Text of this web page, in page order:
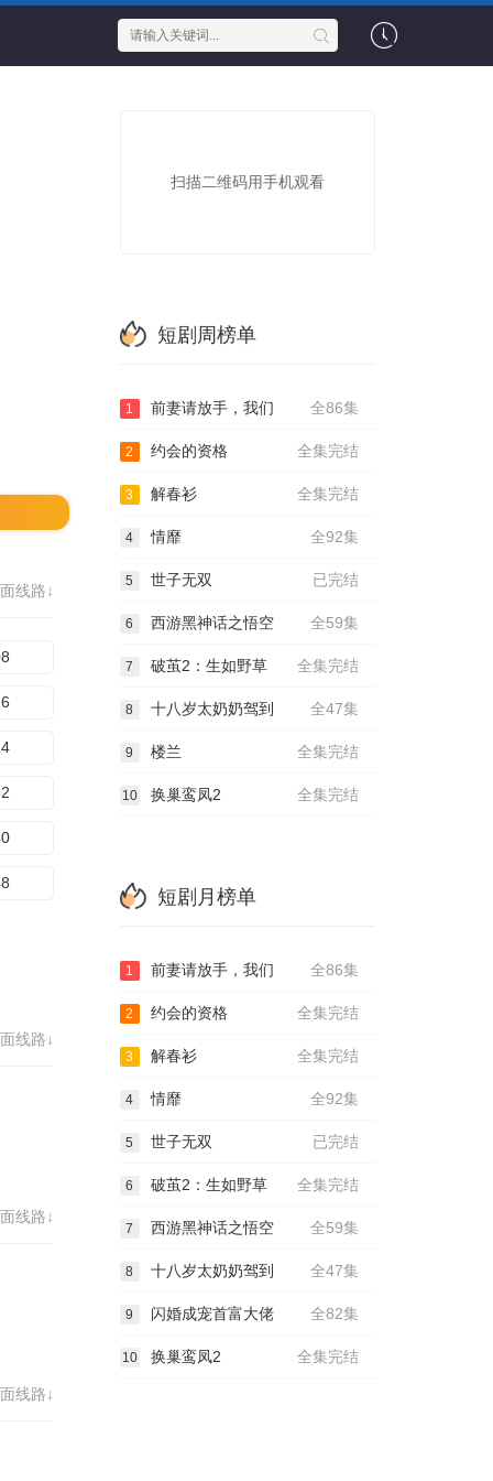
线路↓
线路↓
线路↓
线路↓
扫描二维码用手机观看
短剧周榜单
全86集
1 前妻请放手，我们
全集完结
2 约会的资格
全集完结
3 解春衫
全92集
4 情靡
已完结
5 世子无双
全59集
6 西游黑神话之悟空
全集完结
7 破茧2：生如野草
全47集
8 十八岁太奶奶驾到
全集完结
9 楼兰
全集完结
10 换巢鸾凤2
短剧月榜单
全86集
1 前妻请放手，我们
全集完结
2 约会的资格
全集完结
3 解春衫
全92集
4 情靡
已完结
5 世子无双
全集完结
6 破茧2：生如野草
全59集
7 西游黑神话之悟空
全47集
8 十八岁太奶奶驾到
全82集
9 闪婚成宠首富大佬
全集完结
10 换巢鸾凤2